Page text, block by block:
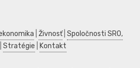
Živnosť| Spoločnosti SRO,
Stratégie Kontakt